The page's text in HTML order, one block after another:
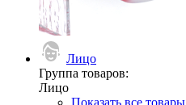
Лицо
Группа товаров:
Лицо
Показать все товары